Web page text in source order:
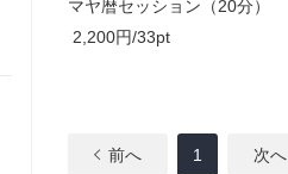
マヤ暦セッション（20分）
2,200円/33pt
前へ 1 次へ